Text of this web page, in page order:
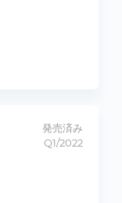
発売済み
Q1/2022